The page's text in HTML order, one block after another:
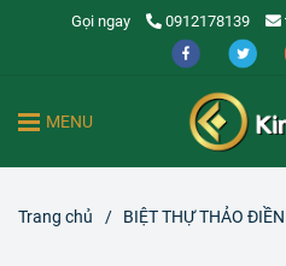
Gọi ngay 0912178139
MENU
Trang chủ / BIỆT THỰ THẢO ĐIỀN